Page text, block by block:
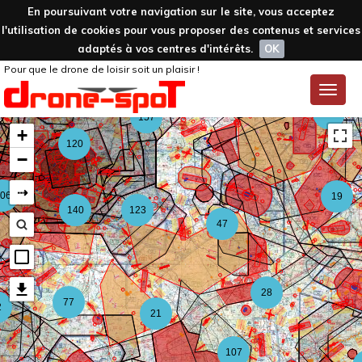
En poursuivant votre navigation sur le site, vous acceptez
l'utilisation de cookies pour vous proposer des contenus et services
adaptés à vos centres d'intérêts.
OK
Toggle
Pour que le drone de loisir soit un plaisir !
107
77
123
157
47
28
19
21
140
120
+
−
⇢